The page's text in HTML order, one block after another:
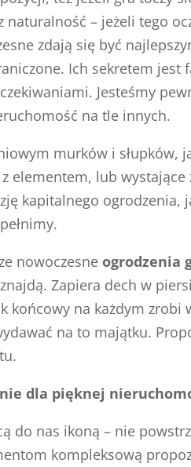
– jeżeli tego
zdają się być
Ich sekretem jest
Jesteśmy
na tle innych.
murków i słupków,
elementem, lub
kapitalnego
nowoczesne ogrodzenia
Zapiera dech w
końcowy na każdym
na to majątku.
dla pięknej
do nas ikoną – nie
kompleksową